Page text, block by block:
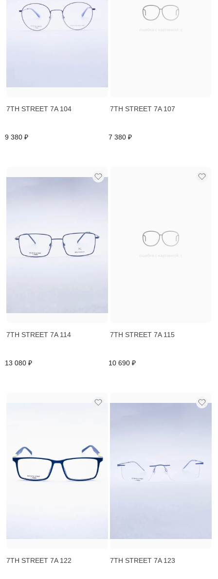
7TH STREET 7A 104
9 380 ₽
7TH STREET 7A 107
7 380 ₽
7TH STREET 7A 114
13 080 ₽
7TH STREET 7A 115
10 690 ₽
7TH STREET 7A 122 7TH STREET 7A 123